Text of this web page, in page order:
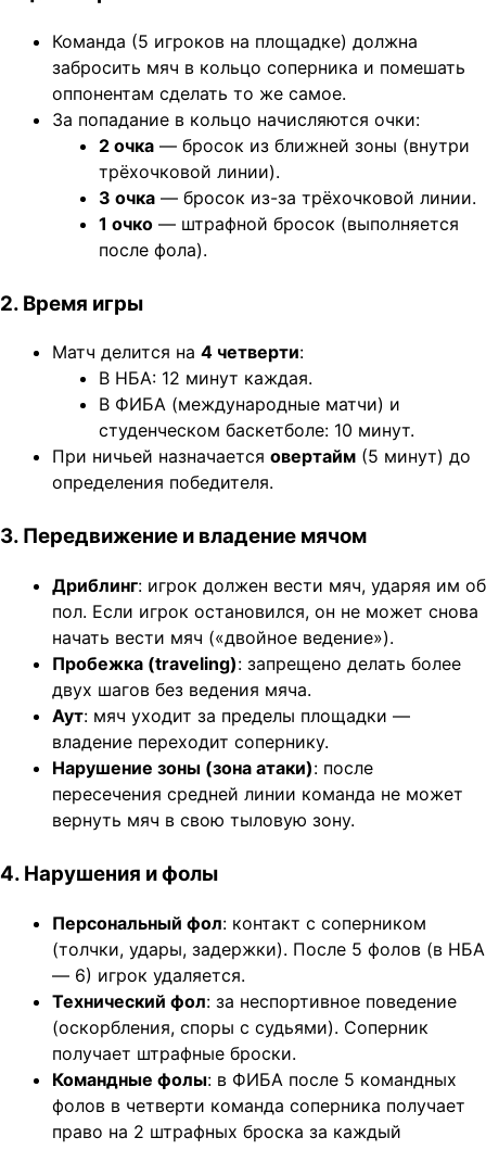
Команда (5 игроков на площадке) должна
забросить мяч в кольцо соперника и помешать
оппонентам сделать то же самое.
За попадание в кольцо начисляются очки:
2 очка — бросок из ближней зоны (внутри
трёхочковой линии).
3 очка — бросок из-за трёхочковой линии.
1 очко — штрафной бросок (выполняется
после фола).
2. Время игры
Матч делится на 4 четверти:
В НБА: 12 минут каждая.
В ФИБА (международные матчи) и
студенческом баскетболе: 10 минут.
При ничьей назначается овертайм (5 минут) до
определения победителя.
3. Передвижение и владение мячом
Дриблинг: игрок должен вести мяч, ударяя им об
пол. Если игрок остановился, он не может снова
начать вести мяч («двойное ведение»).
Пробежка (traveling): запрещено делать более
двух шагов без ведения мяча.
Аут: мяч уходит за пределы площадки —
владение переходит сопернику.
Нарушение зоны (зона атаки): после
пересечения средней линии команда не может
вернуть мяч в свою тыловую зону.
4. Нарушения и фолы
Персональный фол: контакт с соперником
(толчки, удары, задержки). После 5 фолов (в НБА
— 6) игрок удаляется.
Технический фол: за неспортивное поведение
(оскорбления, споры с судьями). Соперник
получает штрафные броски.
Командные фолы: в ФИБА после 5 командных
фолов в четверти команда соперника получает
право на 2 штрафных броска за каждый